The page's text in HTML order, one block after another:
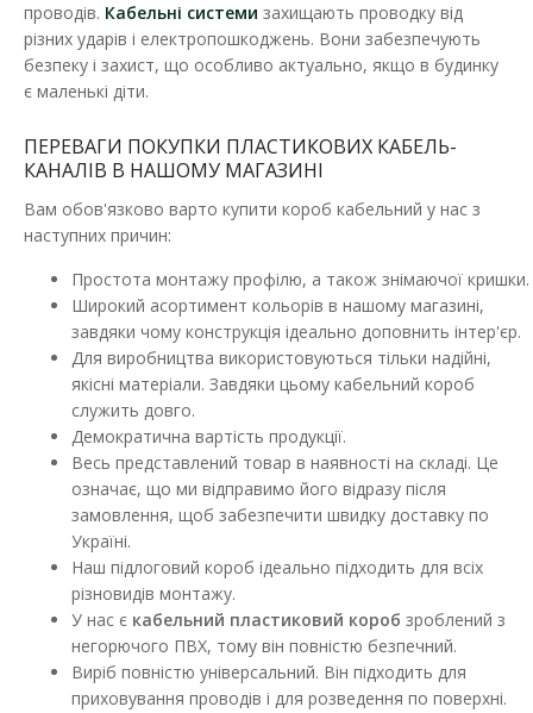
Короб KOPOS 15х10х2000мм LH
Наявність: В наявності
Призначено для вставки декількох кабелів або кабелів
74.49 грн
В порівняння
В закладки
проводів. Кабельні системи захищають проводку від
різних ударів і електропошкоджень. Вони забезпечують
безпеку і захист, що особливо актуально, якщо в будинку
є маленькі діти.
ПЕРЕВАГИ ПОКУПКИ ПЛАСТИКОВИХ КАБЕЛЬ-
КАНАЛІВ В НАШОМУ МАГАЗИНІ
Вам обов'язково варто купити короб кабельний у нас з
наступних причин:
Простота монтажу профілю, а також знімаючої кришки.
Широкий асортимент кольорів в нашому магазині,
завдяки чому конструкція ідеально доповнить інтер'єр.
Для виробництва використовуються тільки надійні,
якісні матеріали. Завдяки цьому кабельний короб
служить довго.
Демократична вартість продукції.
Весь представлений товар в наявності на складі. Це
означає, що ми відправимо його відразу після
замовлення, щоб забезпечити швидку доставку по
Україні.
Наш підлоговий короб ідеально підходить для всіх
різновидів монтажу.
У нас є кабельний пластиковий короб зроблений з
негорючого ПВХ, тому він повністю безпечний.
Виріб повністю універсальний. Він підходить для
приховування проводів і для розведення по поверхні.